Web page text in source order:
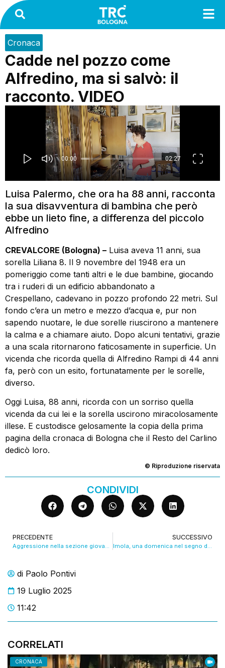
di Paolo Pontivi
19 Luglio 2025
11:42
CORRELATI
CRONACA
Cronaca
Cadde nel pozzo come
Alfredino, ma si salvò: il
racconto. VIDEO
Luisa Palermo, che ora ha 88 anni, racconta
la sua disavventura di bambina che però
ebbe un lieto fine, a differenza del piccolo
Alfredino
CREVALCORE (Bologna) – Luisa aveva 11 anni, sua
sorella Liliana 8. Il 9 novembre del 1948 era un
pomeriggio come tanti altri e le due bambine, giocando
tra i ruderi di un edificio abbandonato a
Crespellano, cadevano in pozzo profondo 22 metri. Sul
fondo c’era un metro e mezzo d’acqua e, pur non
sapendo nuotare, le due sorelle riuscirono a mantenere
la calma e a chiamare aiuto. Dopo alcuni tentativi, grazie
a una scala ritornarono faticosamente in superficie. Un
vicenda che ricorda quella di Alfredino Rampi di 44 anni
fa, però con un esito, fortunatamente per le sorelle,
diverso.
Oggi Luisa, 88 anni, ricorda con un sorriso quella
vicenda da cui lei e la sorella uscirono miracolosamente
illese. E custodisce gelosamente la copia della prima
pagina della cronaca di Bologna che il Resto del Carlino
dedicò loro.
© Riproduzione riservata
CONDIVIDI
PRECEDENTE
Aggressione nella sezione giovani adulti al carcere della Dozza. VIDEO
SUCCESSIVO
Imola, una domenica nel segno del rock: arrivano gli AC/DC